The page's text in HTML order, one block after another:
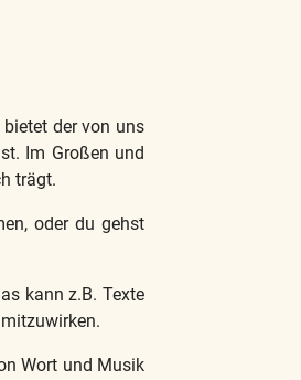
bietet der von uns
Im Großen und
trägt.
oder du gehst
kann z.B. Texte
Wort und Musik